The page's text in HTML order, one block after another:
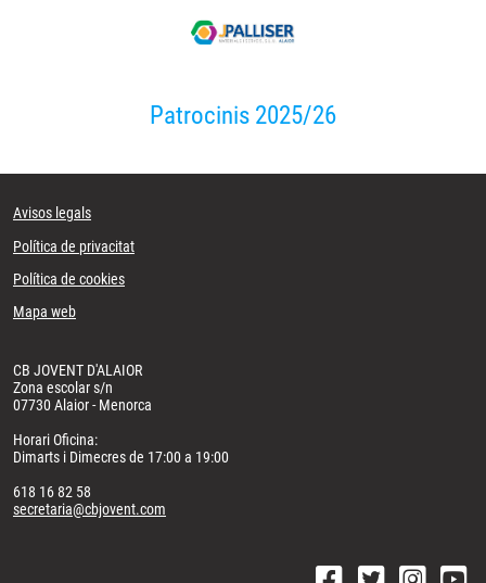
Patrocinis 2025/26
Avisos legals
Política de privacitat
Política de cookies
Mapa web
CB JOVENT D'ALAIOR
Zona escolar s/n
07730 Alaior - Menorca
Horari Oficina:
Dimarts i Dimecres de 17:00 a 19:00
618 16 82 58
secretaria@cbjovent.com